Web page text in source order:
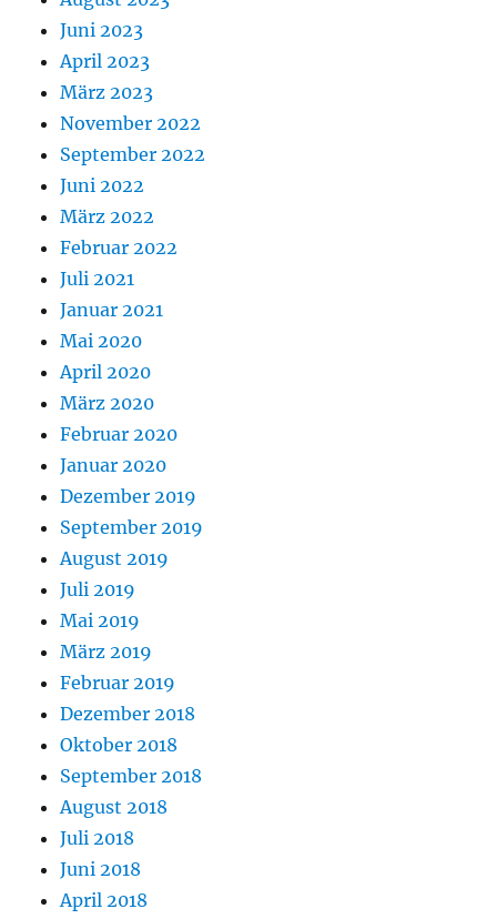
Juni 2023
April 2023
März 2023
November 2022
September 2022
Juni 2022
März 2022
Februar 2022
Juli 2021
Januar 2021
Mai 2020
April 2020
März 2020
Februar 2020
Januar 2020
Dezember 2019
September 2019
August 2019
Juli 2019
Mai 2019
März 2019
Februar 2019
Dezember 2018
Oktober 2018
September 2018
August 2018
Juli 2018
Juni 2018
April 2018